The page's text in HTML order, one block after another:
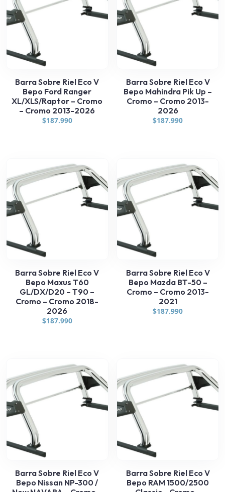
Barra Sobre Riel Eco V
Bepo Ford Ranger
XL/XLS/Raptor – Cromo
– Cromo 2013-2026
$187.990
Barra Sobre Riel Eco V
Bepo Mahindra Pik Up –
Cromo – Cromo 2013-
2026
$187.990
Barra Sobre Riel Eco V
Bepo Maxus T60
GL/DX/D20 – T90 –
Cromo – Cromo 2018-
2026
$187.990
Barra Sobre Riel Eco V
Bepo Mazda BT-50 –
Cromo – Cromo 2013-
2021
$187.990
Barra Sobre Riel Eco V
Bepo Nissan NP-300 /
Barra Sobre Riel Eco V
Bepo RAM 1500/2500